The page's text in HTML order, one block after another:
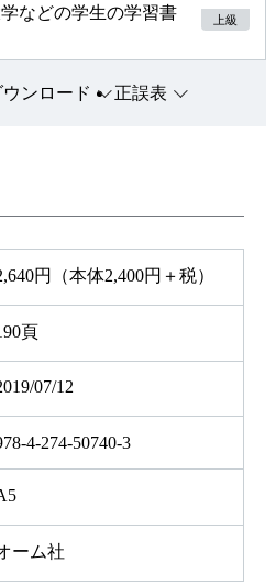
などの学生の学習書
上級
ウンロード 正誤表
円（本体2,400円＋税）
頁
07/12
4-274-50740-3
ーム社